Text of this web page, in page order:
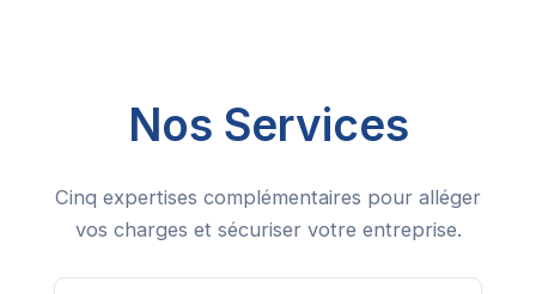
Nos Services
Cinq expertises complémentaires pour alléger
vos charges et sécuriser votre entreprise.